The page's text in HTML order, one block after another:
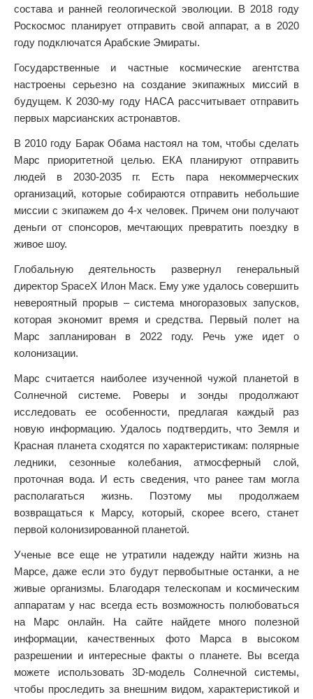
состава и ранней геологической эволюции. В 2018 году
Роскосмос планирует отправить свой аппарат, а в 2020
году подключатся Арабские Эмираты.
Государственные и частные космические агентства
настроены серьезно на создание экипажных миссий в
будущем. К 2030-му году НАСА рассчитывает отправить
первых марсианских астронавтов.
В 2010 году Барак Обама настоял на том, чтобы сделать
Марс приоритетной целью. ЕКА планируют отправить
людей в 2030-2035 гг. Есть пара некоммерческих
организаций, которые собираются отправить небольшие
миссии с экипажем до 4-х человек. Причем они получают
деньги от спонсоров, мечтающих превратить поездку в
живое шоу.
Глобальную деятельность развернул генеральный
директор SpaceX Илон Маск. Ему уже удалось совершить
невероятный прорыв – система многоразовых запусков,
которая экономит время и средства. Первый полет на
Марс запланирован в 2022 году. Речь уже идет о
колонизации.
Марс считается наиболее изученной чужой планетой в
Солнечной системе. Роверы и зонды продолжают
исследовать ее особенности, предлагая каждый раз
новую информацию. Удалось подтвердить, что Земля и
Красная планета сходятся по характеристикам: полярные
ледники, сезонные колебания, атмосферный слой,
проточная вода. И есть сведения, что ранее там могла
располагаться жизнь. Поэтому мы продолжаем
возвращаться к Марсу, который, скорее всего, станет
первой колонизированной планетой.
Ученые все еще не утратили надежду найти жизнь на
Марсе, даже если это будут первобытные останки, а не
живые организмы. Благодаря телескопам и космическим
аппаратам у нас всегда есть возможность полюбоваться
на Марс онлайн. На сайте найдете много полезной
информации, качественных фото Марса в высоком
разрешении и интересные факты о планете. Вы всегда
можете использовать 3D-модель Солнечной системы,
чтобы проследить за внешним видом, характеристикой и